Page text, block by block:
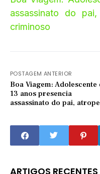
assassinato do
criminoso
POSTAGEM ANTERIOR
Boa Viagem: Adolescente
13 anos presencia
assassinato do pai,
ARTIGOS RECENTES